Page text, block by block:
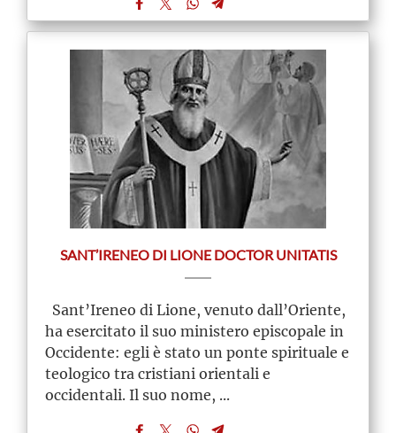
SANT’IRENEO DI LIONE DOCTOR UNITATIS
Sant’Ireneo di Lione, venuto dall’Oriente,
ha esercitato il suo ministero episcopale in
Occidente: egli è stato un ponte spirituale e
teologico tra cristiani orientali e
occidentali. Il suo nome, ...